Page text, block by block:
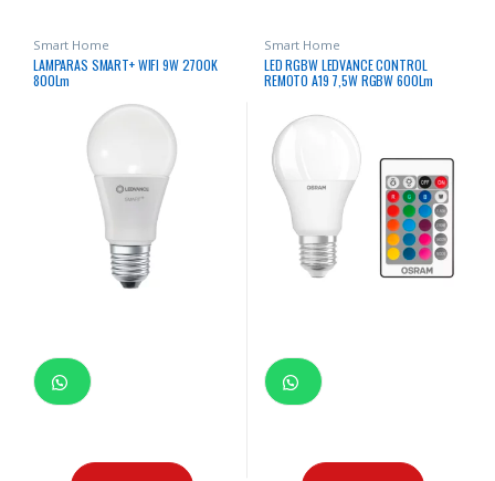
Smart Home
LAMPARAS SMART+ WIFI 9W 2700K
800Lm
Smart Home
LED RGBW LEDVANCE CONTROL
REMOTO A19 7,5W RGBW 600Lm